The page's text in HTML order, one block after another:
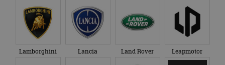
Lamborghini Lancia Land Rover Leapmotor